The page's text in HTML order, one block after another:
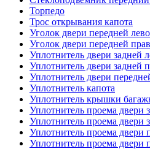
Торпедо
Трос открывания капота
Уголок двери передней
Уголок двери передней
Уплотнитель двери задней
Уплотнитель двери задней
Уплотнитель двери
Уплотнитель капота
Уплотнитель крышки
Уплотнитель проема двери
Уплотнитель проема двери
Уплотнитель проема двери
Уплотнитель проема двери